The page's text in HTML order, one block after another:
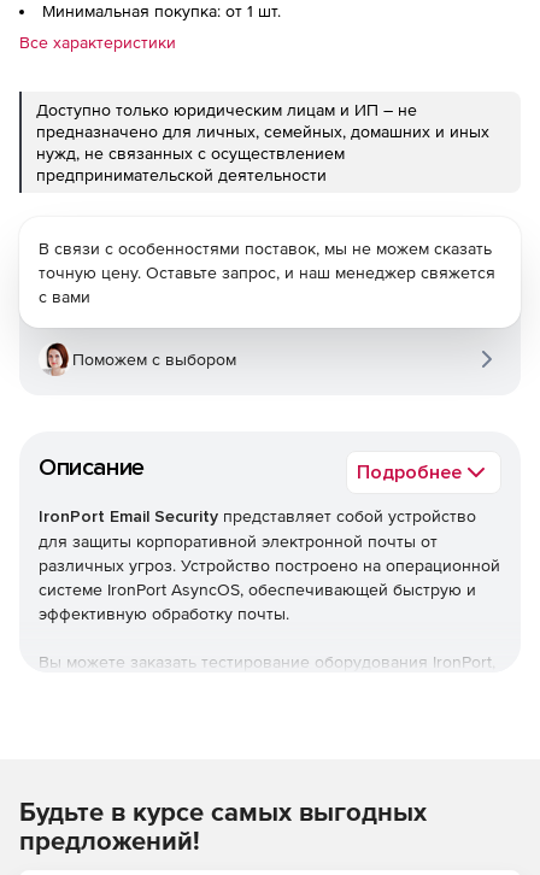
Минимальная покупка: от 1 шт.
Все характеристики
Доступно только юридическим лицам и ИП – не
предназначено для личных, семейных, домашних и иных
нужд, не связанных с осуществлением
предпринимательской деятельности
Описание Подробнее
IronPort Email Security представляет собой устройство
для защиты корпоративной электронной почты от
различных угроз. Устройство построено на операционной
системе IronPort AsyncOS, обеспечивающей быструю и
эффективную обработку почты.
Вы можете заказать тестирование оборудования IronPort,
Функциональность платформыIronPort Email Security
может быть дополнительно расширена приложениями
для фильтрации спама и вирусов, сканирования
В связи с особенностями поставок, мы не можем сказать
точную цену. Оставьте запрос, и наш менеджер свяжется
с вами
Поможем с выбором
Будьте в курсе самых выгодных
предложений!